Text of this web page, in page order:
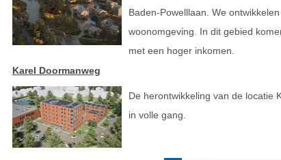
Baden-Powelllaan. We
woonomgeving. In dit gebied
met een hoger inkomen.
Karel Doormanweg
De herontwikkeling van de locatie
in volle gang.